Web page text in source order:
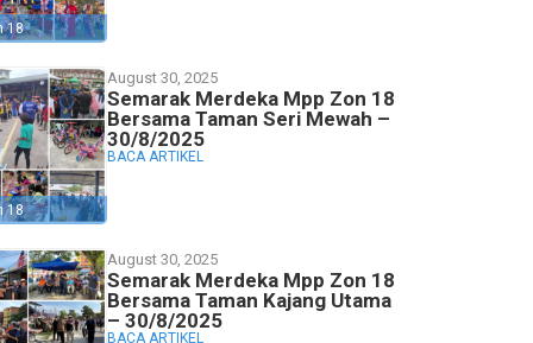
18
18
August 30, 2025
Semarak Merdeka Mpp Zon 18
Bersama Taman Seri Mewah –
30/8/2025
BACA ARTIKEL
August 30, 2025
Semarak Merdeka Mpp Zon 18
Bersama Taman Kajang Utama
– 30/8/2025
BACA ARTIKEL